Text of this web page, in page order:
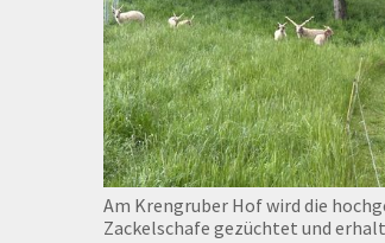
Am Krengruber Hof wird die
Zackelschafe gezüchtet und